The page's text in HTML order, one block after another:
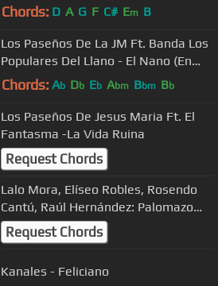
2022
Chords: D A G F C# Em B
Los Paseños De La JM Ft. Banda Los
Populares Del Llano - El Nano (En
Vivo 2018)
Chords: Ab Db Eb Abm Bbm Bb
Los Paseños De Jesus Maria Ft. El
Fantasma -La Vida Ruina
Request Chords
Lalo Mora, Elíseo Robles, Rosendo
Cantú, Raúl Hernández: Palomazo
Norteño (Album Completo)
Request Chords
Kanales - Feliciano